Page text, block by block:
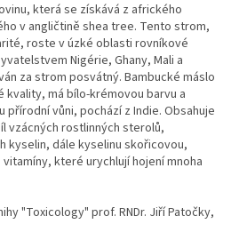
která se získává z afrického
v angličtině shea tree. Tento strom,
roste v úzké oblasti rovníkové
Nigérie, Ghany, Mali a
za strom posvátný. Bambucké máslo
kvality, má bílo-krémovou barvu a
přírodní vůni, pochází z Indie. Obsahuje
vzácných rostlinných sterolů,
kyselin, dále kyselinu skořicovou,
které urychlují hojení mnoha
"Toxicology" prof. RNDr. Jiří Patočky,